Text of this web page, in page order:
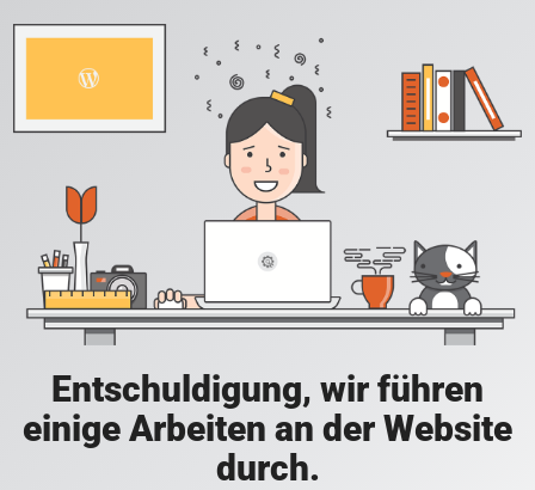
Entschuldigung, wir führen
einige Arbeiten an der Website
durch.